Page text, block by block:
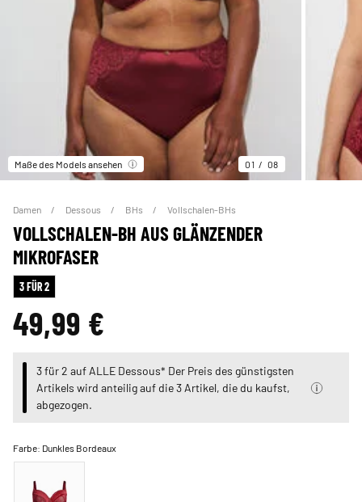
Maße des Models ansehen 01 08
Damen Dessous BHs Vollschalen-BHs
VOLLSCHALEN-BH AUS GLÄNZENDER
MIKROFASER
3 FÜR 2
49,99 €
3 für 2 auf ALLE Dessous* Der Preis des günstigsten
Artikels wird anteilig auf die 3 Artikel, die du kaufst,
abgezogen.
Farbe: Dunkles Bordeaux